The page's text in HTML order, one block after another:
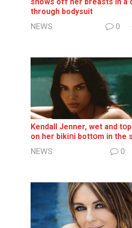
through bodysuit
NEWS 0
Kendall Jenner, wet and
on her bikiոi bottօm in the
NEWS 0